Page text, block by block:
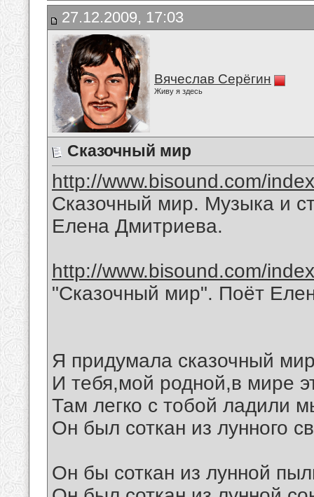
27.12.2009, 17:03
Вячеслав Серёгин
Живу я здесь
Сказочный мир
http://www.bisound.com/
Сказочный мир. Музыка и
Елена Дмитриева.
http://www.bisound.com/
"Сказочный мир". Поёт
Я придумала сказочный
И тебя,мой родной,в мире
Там легко с тобой ладили
Он был соткан из лунного
Он бы соткан из лунной